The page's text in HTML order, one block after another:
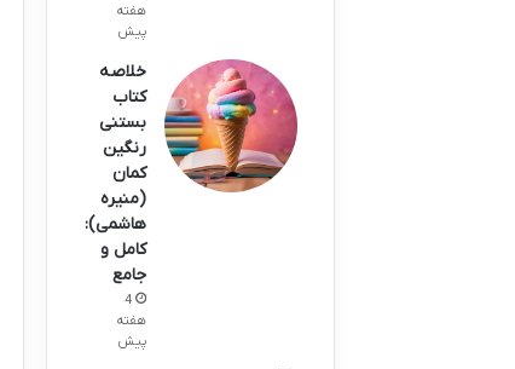
هفته
پیش
خلاصه
کتاب
بستنی
رنگین
کمان
(منیره
هاشمی):
کامل و
جامع
4
هفته
پیش